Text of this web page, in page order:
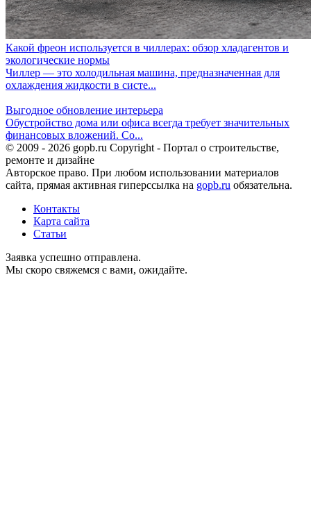
Какой фреон используется в чиллерах: обзор хладагентов и
экологические нормы
Чиллер — это холодильная машина, предназначенная для
охлаждения жидкости в систе...
Выгодное обновление интерьера
Обустройство дома или офиса всегда требует значительных
финансовых вложений. Со...
© 2009 - 2026 gopb.ru Copyright - Портал о строительстве,
ремонте и дизайне
Авторское право. При любом использовании материалов
сайта, прямая активная гиперссылка на gopb.ru обязательна.
Контакты
Карта сайта
Статьи
Заявка успешно отправлена.
Мы скоро свяжемся с вами, ожидайте.